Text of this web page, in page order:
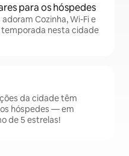
para os hóspedes
Cozinha, Wi-Fi e
temporada nesta cidade
da cidade têm
hóspedes — em
de 5 estrelas!